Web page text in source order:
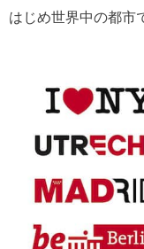
はじめ世界中の都市